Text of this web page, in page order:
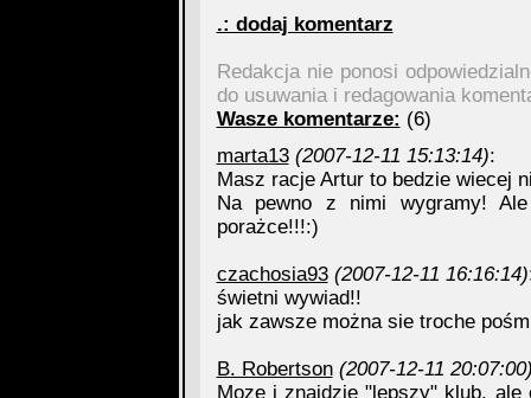
.: dodaj komentarz
Redakcja nie ponosi
do usuwania i redagowania
Wasze komentarze: (6)
marta13 (2007-12-11 15:13:14):
Masz racje Artur to bedzie wiecej
Na pewno z nimi wygramy!
porażce!!!:)
czachosia93 (2007-12-11 16:16:14)
świetni wywiad!!
jak zawsze można sie troche
B. Robertson (2007-12-11
Moze i znajdzie "lepszy" klub,